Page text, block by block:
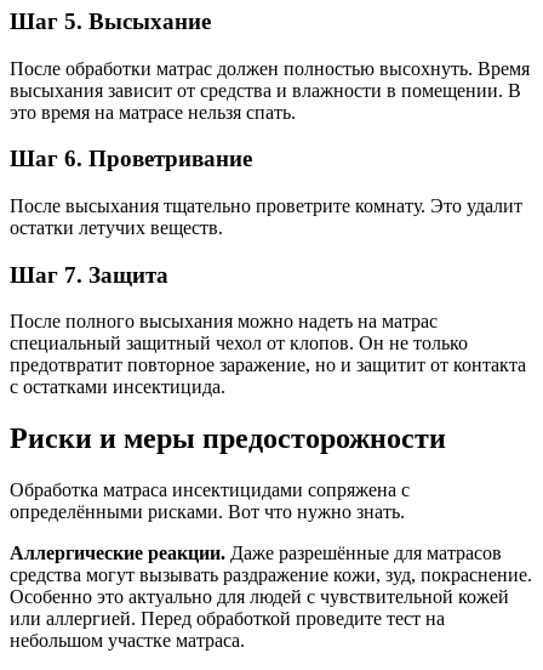
Шаг 5. Высыхание
После обработки матрас должен полностью высохнуть. Время
высыхания зависит от средства и влажности в помещении. В
это время на матрасе нельзя спать.
Шаг 6. Проветривание
После высыхания тщательно проветрите комнату. Это удалит
остатки летучих веществ.
Шаг 7. Защита
После полного высыхания можно надеть на матрас
специальный защитный чехол от клопов. Он не только
предотвратит повторное заражение, но и защитит от контакта
с остатками инсектицида.
Риски и меры предосторожности
Обработка матраса инсектицидами сопряжена с
определёнными рисками. Вот что нужно знать.
Аллергические реакции. Даже разрешённые для матрасов
средства могут вызывать раздражение кожи, зуд, покраснение.
Особенно это актуально для людей с чувствительной кожей
или аллергией. Перед обработкой проведите тест на
небольшом участке матраса.